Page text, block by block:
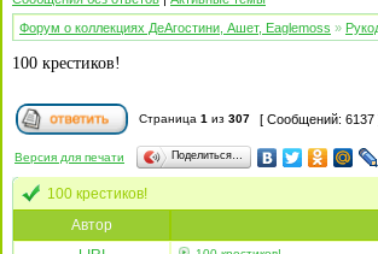
Форум о коллекциях ДеАгостини, Ашет, Eaglemoss »
100 крестиков!
Страница 1 из 307 [ Сообщений: 6137
Версия для печати Поделиться…
100 крестиков!
Автор